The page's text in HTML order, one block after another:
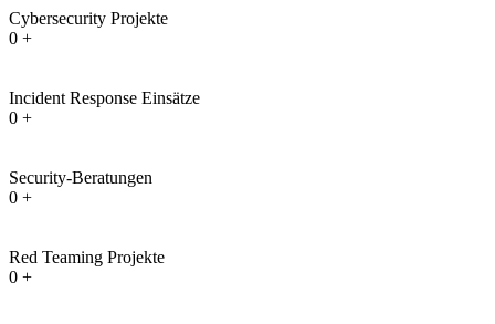
Cybersecurity Projekte
0 +
Incident Response Einsätze
0 +
Security-Beratungen
0 +
Red Teaming Projekte
0 +